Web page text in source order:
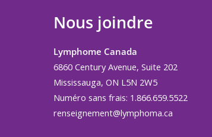
Nous joindre
Lymphome Canada
6860 Century Avenue, Suite 202
Mississauga, ON L5N 2W5
Numéro sans frais: 1.866.659.5522
renseignement@lymphoma.ca